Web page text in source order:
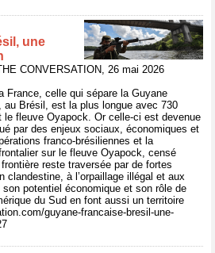
une
CONVERSATION, 26 mai 2026
France, celle qui sépare la Guyane
au Brésil, est la plus longue avec 730
le fleuve Oyapock. Or celle-ci est devenue
par des enjeux sociaux, économiques et
franco-brésiliennes et la
sur le fleuve Oyapock, censé
reste traversée par de fortes
clandestine, à l’orpaillage illégal et aux
potentiel économique et son rôle de
du Sud en font aussi un territoire
guyane-francaise-bresil-une-